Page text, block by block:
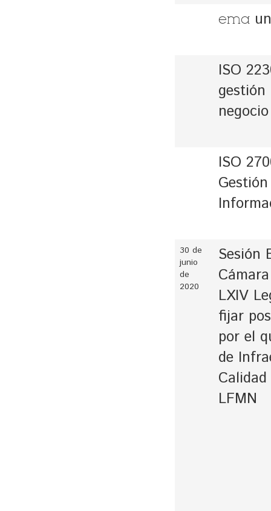
ema
ISO
negocio
ISO
30 de
junio
de
2020
Sesión
LXIV
fijar
por el
de
LFMN